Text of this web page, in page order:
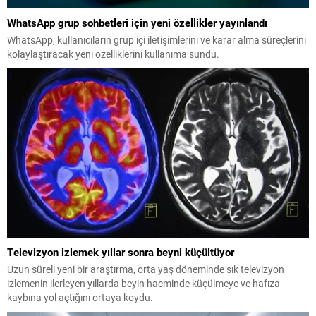
WhatsApp grup sohbetleri için yeni özellikler yayınlandı
WhatsApp, kullanıcıların grup içi iletişimlerini ve karar alma süreçlerini
kolaylaştıracak yeni özelliklerini kullanıma sundu.
Televizyon izlemek yıllar sonra beyni küçültüyor
Uzun süreli yeni bir araştırma, orta yaş döneminde sık televizyon
izlemenin ilerleyen yıllarda beyin hacminde küçülmeye ve hafıza
kaybına yol açtığını ortaya koydu.